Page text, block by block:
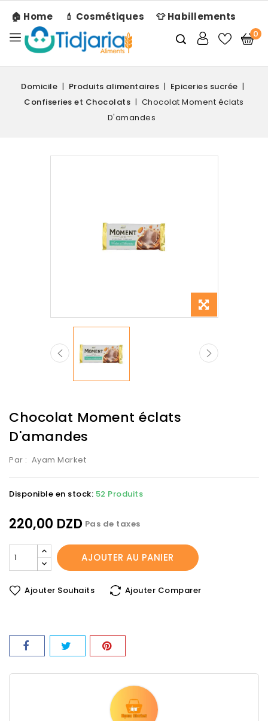
🏠 Home 💄 Cosmétiques 👕 Habillements
0
Domicile Produits alimentaires
Epiceries sucrée
Confiseries et Chocolats
Chocolat Moment éclats
D'amandes
Chocolat Moment éclats
D'amandes
Par : Ayam Market
Disponible en stock: 52 Produits
220,00 DZD Pas de taxes
AJOUTER AU PANIER
Ajouter Souhaits Ajouter Comparer